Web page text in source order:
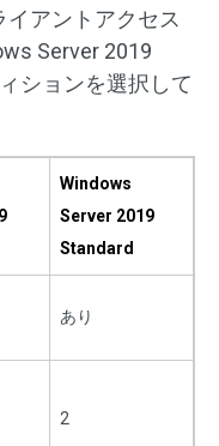
アントアクセス
Server 2019
ションを選択して
Windows
Server 2019
Standard
あり
2